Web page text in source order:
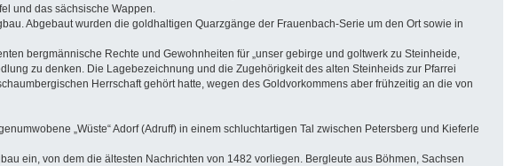
und das sächsische Wappen.
Abgebaut wurden die goldhaltigen Quarzgänge der Frauenbach-Serie um den Ort sowie in
bergmännische Rechte und Gewohnheiten für „unser gebirge und goltwerk zu Steinheide,
zu denken. Die Lagebezeichnung und die Zugehörigkeit des alten Steinheids zur Pfarrei
Herrschaft gehört hatte, wegen des Goldvorkommens aber frühzeitig an die von
„Wüste“ Adorf (Adruff) in einem schluchtartigen Tal zwischen Petersberg und Kieferle
ein, von dem die ältesten Nachrichten von 1482 vorliegen. Bergleute aus Böhmen, Sachsen